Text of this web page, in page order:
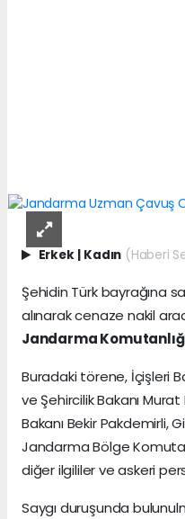
Erkek | Kadın (Haberi
Şehidin Türk bayrağına
alınarak cenaze nakil
Jandarma
Buradaki törene, İçişleri
ve Şehircilik Bakanı
Bakanı Bekir Pakdemirli,
Jandarma Bölge
diğer ilgililer ve askeri
Saygı duruşunda